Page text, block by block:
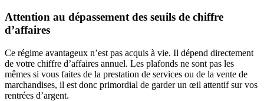
Attention au dépassement des seuils de chiffre
d’affaires
Ce régime avantageux n’est pas acquis à vie. Il dépend directement
de votre chiffre d’affaires annuel. Les plafonds ne sont pas les
mêmes si vous faites de la prestation de services ou de la vente de
marchandises, il est donc primordial de garder un œil attentif sur vos
rentrées d’argent.